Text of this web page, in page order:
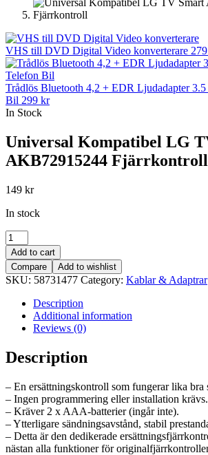
VHS till DVD Digital Video konverterare 279
Trådlös Bluetooth 4,2 + EDR Ljudadapter
Bil 299 kr
In Stock
Universal Kompatibel LG
AKB72915244 Fjärrkontroll
149 kr
In stock
Universal
Kompatibel
LG
TV
Smart
AKB72915244
Fjärrkontroll
quantity
Add to cart
Compare
Add to wishlist
SKU: 58731477 Category: Kablar & Adaptrar
Description
Additional information
Reviews (0)
Description
– En ersättningskontroll som fungerar lika bra
– Ingen programmering eller installation krävs.
– Kräver 2 x AAA-batterier (ingår inte).
– Ytterligare sändningsavstånd, stabil
– Detta är den dedikerade
nästan alla funktioner för